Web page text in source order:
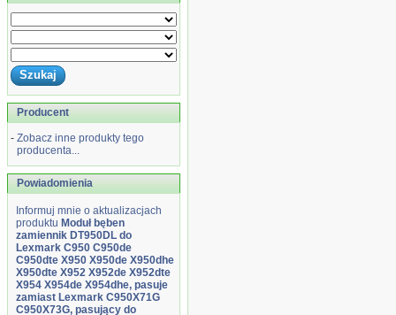
Producent
- Zobacz inne produkty tego
producenta...
Powiadomienia
Informuj mnie o aktualizacjach
produktu Moduł bęben
zamiennik DT950DL do
Lexmark C950 C950de
C950dte X950 X950de X950dhe
X950dte X952 X952de X952dte
X954 X954de X954dhe, pasuje
zamiast Lexmark C950X71G
C950X73G, pasujący do